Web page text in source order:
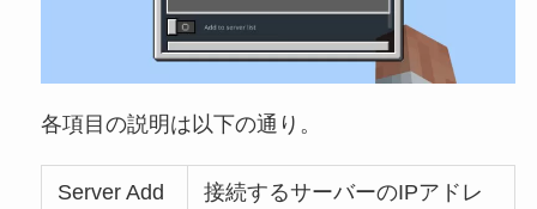
各項目の説明は以下の通り。
Server Add
接続するサーバーのIPアドレ